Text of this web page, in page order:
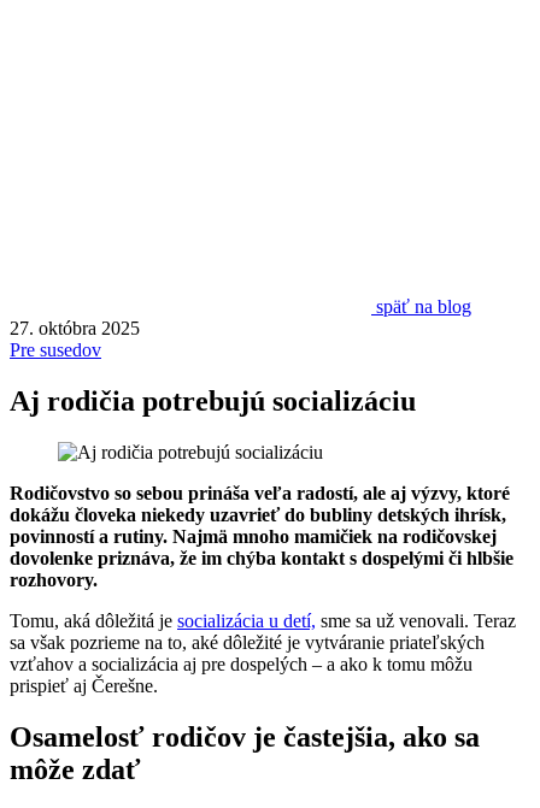
späť na blog
27. októbra 2025
Pre susedov
Aj rodičia potrebujú socializáciu
Rodičovstvo so sebou prináša veľa radostí, ale aj výzvy, ktoré
dokážu človeka niekedy uzavrieť do bubliny detských ihrísk,
povinností a rutiny. Najmä mnoho mamičiek na rodičovskej
dovolenke priznáva, že im chýba kontakt s dospelými či hlbšie
rozhovory.
Tomu, aká dôležitá je socializácia u detí, sme sa už venovali. Teraz
sa však pozrieme na to, aké dôležité je vytváranie priateľských
vzťahov a socializácia aj pre dospelých – a ako k tomu môžu
prispieť aj Čerešne.
Osamelosť rodičov je častejšia, ako sa
môže zdať